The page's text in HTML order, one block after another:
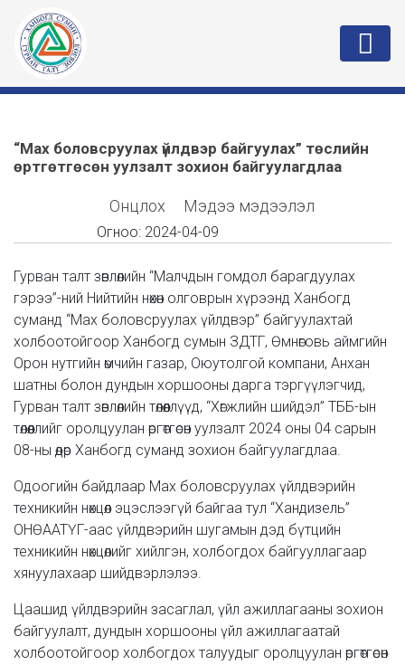
“Мах боловсруулах үйлдвэр байгуулах” төслийн
өртгөтгөсөн уулзалт зохион байгуулагдлаа
Онцлох Мэдээ мэдээлэл
Огноо: 2024-04-09
Гурван талт зөвлөлийн “Малчдын гомдол барагдуулах
гэрээ”-ний Нийтийн нөхөн олговрын хүрээнд Ханбогд
суманд “Мах боловсруулах үйлдвэр” байгуулахтай
холбоотойгоор Ханбогд сумын ЗДТГ, Өмнөговь аймгийн
Орон нутгийн өмчийн газар, Оюутолгой компани, Анхан
шатны болон дундын хоршооны дарга тэргүүлэгчид,
Гурван талт зөвлөлийн төлөөллүүд, “Хөгжлийн шийдэл” ТББ-ын
төлөөллийг оролцуулан өргөтгөсөн уулзалт 2024 оны 04 сарын
08-ны өдөр Ханбогд суманд зохион байгуулагдлаа.
Одоогийн байдлаар Мах боловсруулах үйлдвэрийн
техникийн нөхцөл эцэслээгүй байгаа тул “Хандизель”
ОНӨААТҮГ-аас үйлдвэрийн шугамын дэд бүтцийн
техникийн нөхцөлийг хийлгэн, холбогдох байгууллагаар
хянуулахаар шийдвэрлэлээ.
Цаашид үйлдвэрийн засаглал, үйл ажиллагааны зохион
байгуулалт, дундын хоршооны үйл ажиллагаатай
холбоотойгоор холбогдох талуудыг оролцуулан өргөтгөсөн